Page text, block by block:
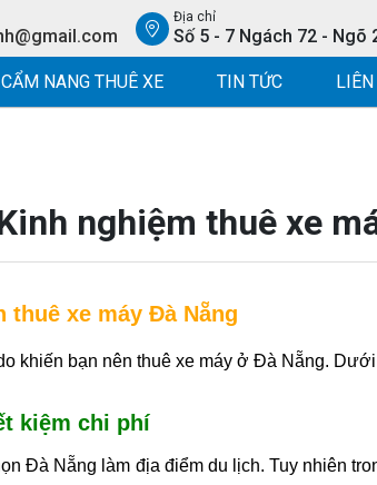
Địa chỉ
Số 5 - 7 Ngách 72 - Ngõ
CẨM NANG THUÊ XE TIN TỨC LIÊN
nghiệm thuê xe
thuê xe máy Đà Nẵng
khiến bạn nên thuê xe máy ở Đà Nẵng.
kiệm chi phí
Đà Nẵng làm địa điểm du lịch. Tuy nhiên